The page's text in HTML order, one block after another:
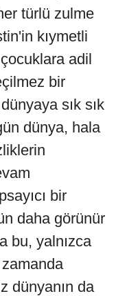
türlü zulme
kıymetli
adil
bir
sık sık
dünya, hala
bir
daha görünür
bu, yalnızca
dünyanın da